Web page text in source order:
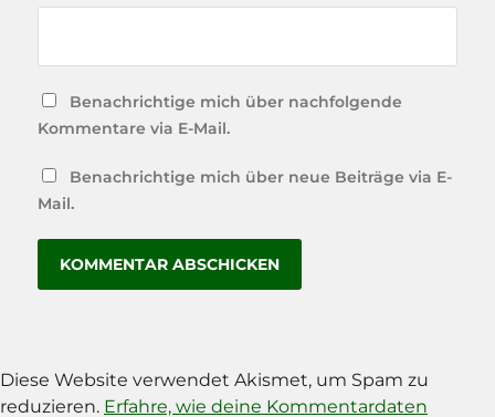
Benachrichtige mich über nachfolgende
Kommentare via E-Mail.
Benachrichtige mich über neue Beiträge via E-
Mail.
Diese Website verwendet Akismet, um Spam zu
reduzieren. Erfahre, wie deine Kommentardaten